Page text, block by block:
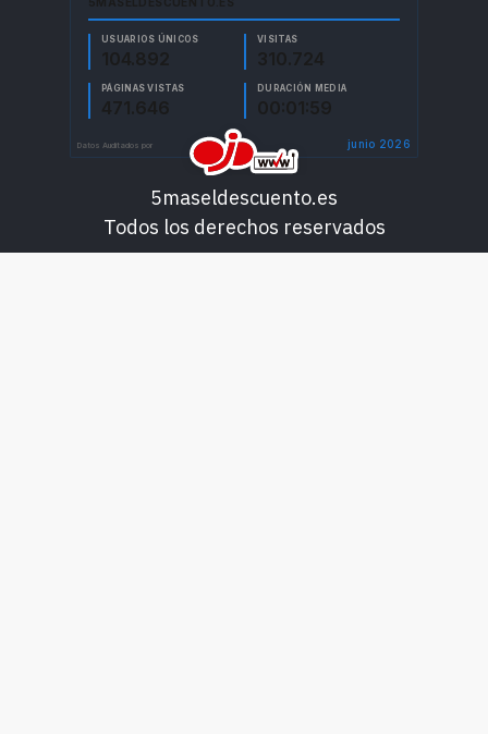
5maseldescuento.es
Todos los derechos reservados